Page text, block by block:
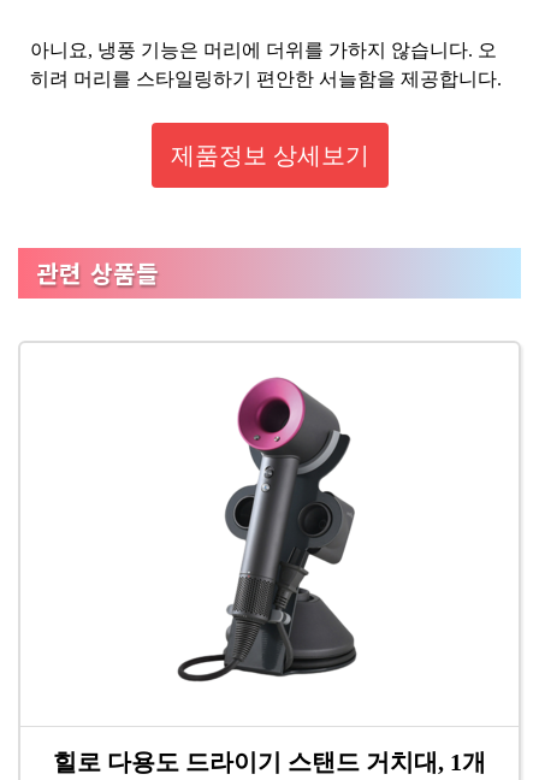
아니요, 냉풍 기능은 머리에 더위를 가하지 않습니다. 오
히려 머리를 스타일링하기 편안한 서늘함을 제공합니다.
제품정보 상세보기
관련 상품들
힐로 다용도 드라이기 스탠드 거치대, 1개